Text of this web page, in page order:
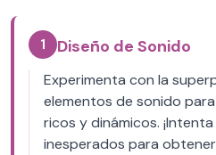
1 Diseño de Sonido
Experimenta con la
elementos de sonido
ricos y dinámicos.
inesperados para